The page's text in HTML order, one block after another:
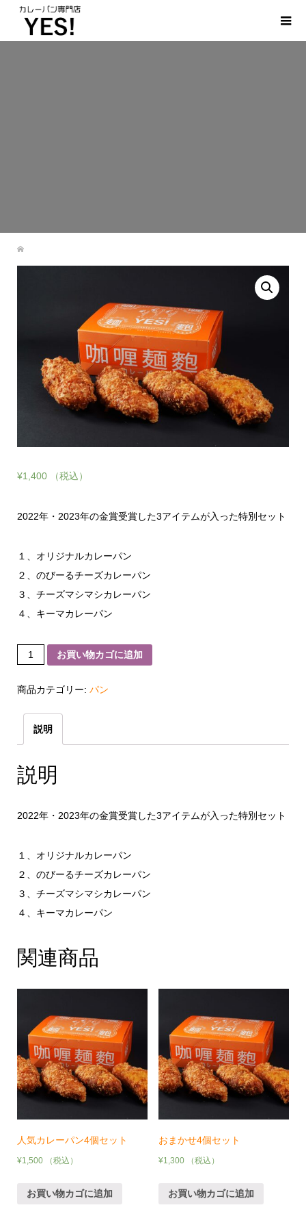
¥1,400 （税込）
2022年・2023年の金賞受賞した3アイテムが入った特別セット
１、オリジナルカレーパン
２、のびーるチーズカレーパン
３、チーズマシマシカレーパン
４、キーマカレーパン
カ
ー
ン
グ
ン
入
4
個
セ
個
お買い物カゴに追加
商品カテゴリー: パン
説明
説明
2022年・2023年の金賞受賞した3アイテムが入った特別セット
１、オリジナルカレーパン
２、のびーるチーズカレーパン
３、チーズマシマシカレーパン
４、キーマカレーパン
関連商品
人気カレーパン4個セット
¥1,500 （税込）
お買い物カゴに追加
おまかせ4個セット
¥1,300 （税込）
お買い物カゴに追加